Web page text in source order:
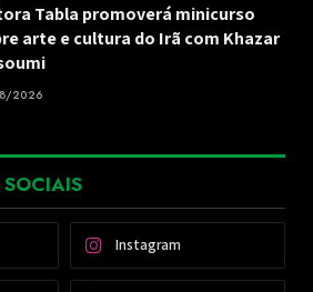
Tabla promoverá minicurso
arte e cultura do Irã com Khazar
2026
SOCIAIS
Instagram